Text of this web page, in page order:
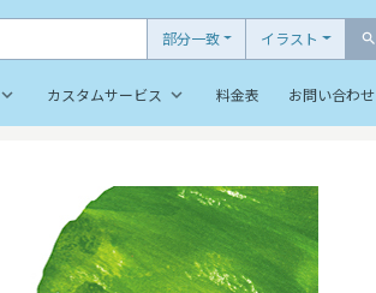
部分一致 イラスト search
keyboard_arrow_down カスタムサービス keyboard_arrow_down 料金表 お問い合わせ